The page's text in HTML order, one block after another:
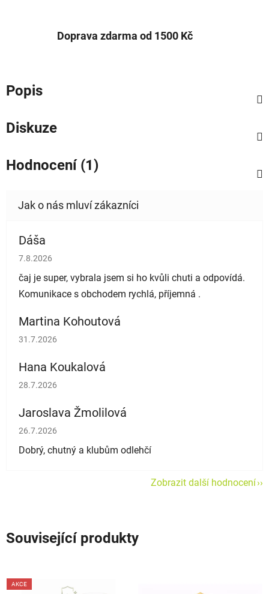
Doprava zdarma od 1500 Kč
Popis
Diskuze
Hodnocení (1)
Dáša
Hodnocení obchodu je 5 z 5 hvězdiček.
7.8.2026
čaj je super, vybrala jsem si ho kvůli chuti a odpovídá.
Komunikace s obchodem rychlá, příjemná .
Martina Kohoutová
Hodnocení obchodu je 5 z 5 hvězdiček.
31.7.2026
Hana Koukalová
Hodnocení obchodu je 5 z 5 hvězdiček.
28.7.2026
Jaroslava Žmolilová
Hodnocení obchodu je 5 z 5 hvězdiček.
26.7.2026
Dobrý, chutný a klubům odlehčí
Zobrazit další hodnocení
Související produkty
AKCE